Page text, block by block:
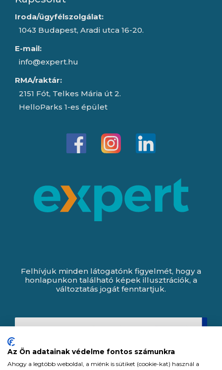
Iroda/ügyfélszolgálat:
1043 Budapest, Aradi utca 16-20.
E-mail:
info@expert.hu
RMA/raktár:
2151 Fót, Telkes Mária út 2.
HelloParks 1-es épület
Felhívjuk minden látogatónk figyelmét, hogy a
honlapunkon található képek illusztrációk, a
változtatás jogát fenntartjuk.
Az Ön adatainak védelme fontos számunkra
Ahogy a legtöbb weboldal, a miénk is sütiket (cookie-kat) használ a